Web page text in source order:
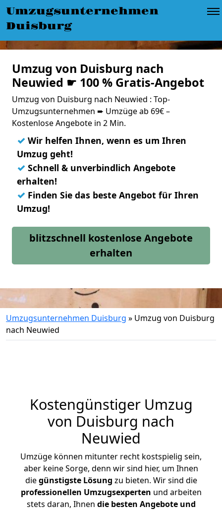
Umzugsunternehmen
Duisburg
Umzug von Duisburg nach
Neuwied ☛ 100 % Gratis-Angebot
Umzug von Duisburg nach Neuwied : Top-
Umzugsunternehmen ➨ Umzüge ab 69€ –
Kostenlose Angebote in 2 Min.
✓ Wir helfen Ihnen, wenn es um Ihren
Umzug geht!
✓ Schnell & unverbindlich Angebote
erhalten!
✓ Finden Sie das beste Angebot für Ihren
Umzug!
blitzschnell kostenlose Angebote
erhalten
Umzugsunternehmen Duisburg » Umzug von Duisburg
nach Neuwied
Kostengünstiger Umzug
von Duisburg nach
Neuwied
Umzüge können mitunter recht kostspielig sein,
aber keine Sorge, denn wir sind hier, um Ihnen
diegünstigste Lösung zu bieten. Wir sind die
professionellen Umzugsexperten und arbeiten
stets daran, Ihnen die besten Angebote und